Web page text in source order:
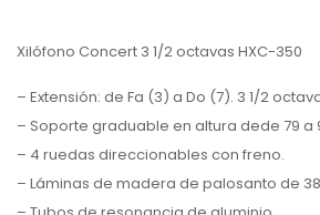
Xilófono Concert 3 1/2 octavas HXC-350
– Extensión: de Fa (3) a Do (7). 3 1/2
– Soporte graduable en altura dede 79 a
– 4 ruedas direccionables con freno.
– Láminas de madera de palosanto de